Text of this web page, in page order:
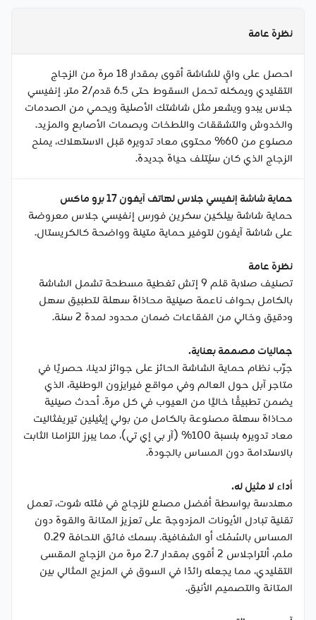
نظرة عامة
احصل على واقٍ للشاشة أقوى بمقدار 18 مرة من الزجاج
التقليدي ويمكنه تحمل السقوط حتى 6.5 قدم/2 متر. إنفيسي
جلاس يبدو ويشعر مثل شاشتك الأصلية ويحمي من الصدمات
والخدوش والتشققات واللطخات وبصمات الأصابع والمزيد.
مصنوع من 60% محتوى معاد تدويره قبل الاستهلاك، يمنح
الزجاج الذي كان سيُتلف حياة جديدة.
حماية شاشة إنفيسي جلاس لهاتف آيفون 17 برو ماكس
حماية شاشة بيلكين سكرين فورس إنفيسي جلاس معروضة
على شاشة آيفون لتوفير حماية متينة وواضحة كالكريستال.
نظرة عامة
تصنيف صلابة قلم 9 إتش تغطية مسطحة تشمل الشاشة
بالكامل بحواف ناعمة صينية محاذاة سهلة لتطبيق سهل
ودقيق وخالي من الفقاعات ضمان محدود لمدة 2 سنة.
جماليات مصممة بعناية.
جرّب نظام حماية الشاشة الحائز على جوائز لدينا، حصريًا في
متاجر آبل حول العالم وفي مواقع فيرايزون الوطنية، الذي
يضمن تطبيقًا خاليًا من العيوب في كل مرة. أحدث صينية
محاذاة سهلة مصنوعة بالكامل من بولي إيثيلين تيريفثاليت
معاد تدويره بنسبة 100% (آر بي إي تي)، مما يبرز التزامنا الثابت
بالاستدامة دون المساس بالجودة.
أداء لا مثيل له.
مهندسة بواسطة أفضل مصنع للزجاج في فئته شوت، تعمل
تقنية تبادل الأيونات المزدوجة على تعزيز المتانة والقوة دون
المساس بالسُمْك أو الشفافية. بسمك فائق النحافة 0.29
ملم، ألتراجلاس 2 أقوى بمقدار 2.7 مرة من الزجاج المقسى
التقليدي، مما يجعله رائدًا في السوق في المزيج المثالي بين
المتانة والتصميم الأنيق.